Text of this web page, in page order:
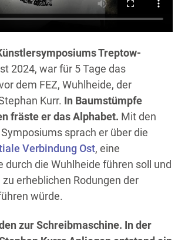
Treptow-
2024, war für 5 Tage das
dem FEZ, Wuhlheide, der
Kurr. In Baumstümpfe
fräste er das Alphabet. Mit den
sprach er über die
Verbindung Ost, eine
durch die Wuhlheide führen soll und
erheblichen Rodungen der
würde.
zur Schreibmaschine. In der